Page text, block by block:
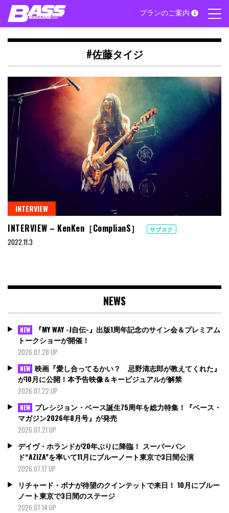
Skip
content
プランのご案内
#佐藤タイジ
INTERVIEW
INTERVIEW – KenKen［ComplianS］ サブスク
2022.11.3
NEWS
NEW
『MY WAY -J自伝-』出版1周年記念のサイン会＆プレミアム
トークショーが開催！
2026.07.28 UP
NEW 映画『愛し合ってるかい？ 忌野清志郎が教えてくれた』
が10月に公開！本予告映像＆キービジュアルが解禁
2026.07.22 UP
NEW プレシジョン・ベース誕生75周年を総力特集！『ベース・
マガジン2026年8月号』が発売
2026.07.21 UP
デイヴ・ホランドが20年ぶりに降臨！ スーパーバン
ド“AZIZA”を率いて11月にブルーノート東京で3日間公演
2026.07.17 UP
リチャード・ボナが待望のクインテットで来日！ 10月にブルー
ノート東京で3日間のステージ
2026.07.14 UP